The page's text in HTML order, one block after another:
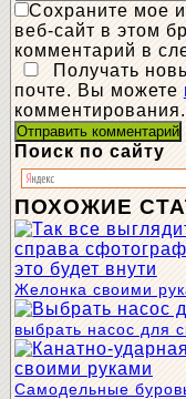
Сохраните мое
веб-сайт в этом
комментарий в
Получать
почте. Вы можете
комментирования.
Поиск по сайту
ПОХОЖИЕ
Желонка своими
выбрать насос для
Самодельные